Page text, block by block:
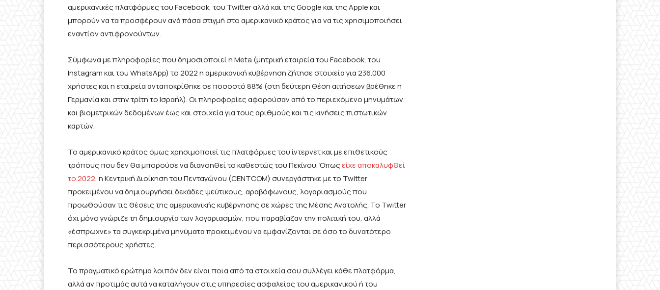
αμερικανικές πλατφόρμες του Facebook, του Twitter αλλά και της Google και της Apple και
μπορούν να τα προσφέρουν ανά πάσα στιγμή στο αμερικανικό κράτος για να τις χρησιμοποιήσει
εναντίον αντιφρονούντων.
Σύμφωνα με πληροφορίες που δημοσιοποιεί η Meta (μητρική εταιρεία του Facebook, του
Instagram και του WhatsApp) το 2022 η αμερικανική κυβέρνηση ζήτησε στοιχεία για 236.000
χρήστες και η εταιρεία ανταποκρίθηκε σε ποσοστό 88% (στη δεύτερη θέση αιτήσεων βρέθηκε η
Γερμανία και στην τρίτη το Ισραήλ). Οι πληροφορίες αφορούσαν από το περιεχόμενο μηνυμάτων
και βιομετρικών δεδομένων έως και στοιχεία για τους αριθμούς και τις κινήσεις πιστωτικών
καρτών.
Το αμερικανικό κράτος όμως χρησιμοποιεί τις πλατφόρμες του ίντερνετ και με επιθετικούς
τρόπους που δεν θα μπορούσε να διανοηθεί το καθεστώς του Πεκίνου. Όπωςείχε αποκαλυφθεί
το 2022, η Κεντρική Διοίκηση του Πενταγώνου (CENTCOM) συνεργάστηκε με το Twitter
προκειμένου να δημιουργήσει δεκάδες ψεύτικους, αραβόφωνους, λογαριασμούς που
προωθούσαν τις θέσεις της αμερικανικής κυβέρνησης σε χώρες της Μέσης Ανατολής. Το Twitter
όχι μόνο γνώριζε τη δημιουργία των λογαριασμών, που παραβίαζαν την πολιτική του, αλλά
«έσπρωχνε» τα συγκεκριμένα μηνύματα προκειμένου να εμφανίζονται σε όσο το δυνατότερο
περισσότερους χρήστες.
Το πραγματικό ερώτημα λοιπόν δεν είναι ποια από τα στοιχεία σου συλλέγει κάθε πλατφόρμα,
αλλά αν προτιμάς αυτά να καταλήγουν στις υπηρεσίες ασφαλείας του αμερικανικού ή του